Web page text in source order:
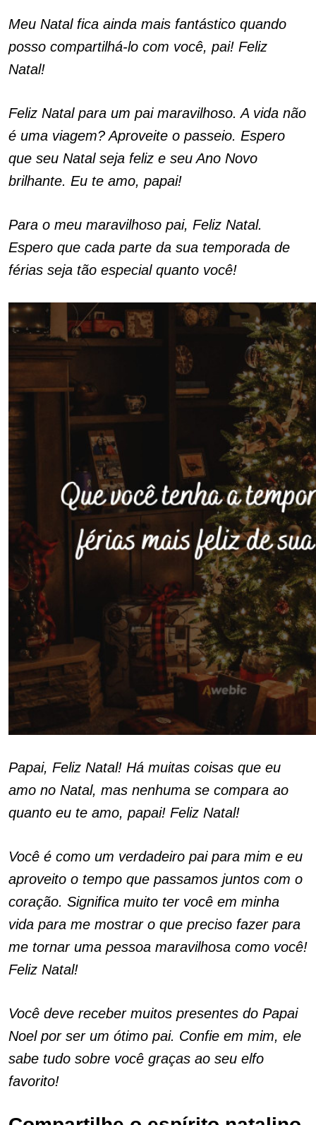
Meu Natal fica ainda mais fantástico quando
posso compartilhá-lo com você, pai! Feliz
Natal!
Feliz Natal para um pai maravilhoso. A vida não
é uma viagem? Aproveite o passeio. Espero
que seu Natal seja feliz e seu Ano Novo
brilhante. Eu te amo, papai!
Para o meu maravilhoso pai, Feliz Natal.
Espero que cada parte da sua temporada de
férias seja tão especial quanto você!
Papai, Feliz Natal! Há muitas coisas que eu
amo no Natal, mas nenhuma se compara ao
quanto eu te amo, papai! Feliz Natal!
Você é como um verdadeiro pai para mim e eu
aproveito o tempo que passamos juntos com o
coração. Significa muito ter você em minha
vida para me mostrar o que preciso fazer para
me tornar uma pessoa maravilhosa como você!
Feliz Natal!
Você deve receber muitos presentes do Papai
Noel por ser um ótimo pai. Confie em mim, ele
sabe tudo sobre você graças ao seu elfo
favorito!